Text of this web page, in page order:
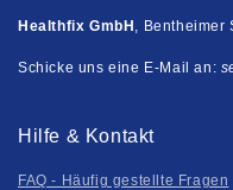
Healthfix GmbH ,
Schicke uns eine E-Mail an:
Hilfe & Kontakt
FAQ - Häufig gestellte Fragen